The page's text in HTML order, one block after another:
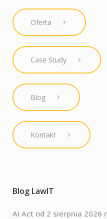
Oferta
Case Study
Blog
Kontakt
Blog LawIT
AI Act od 2 sierpnia 2026